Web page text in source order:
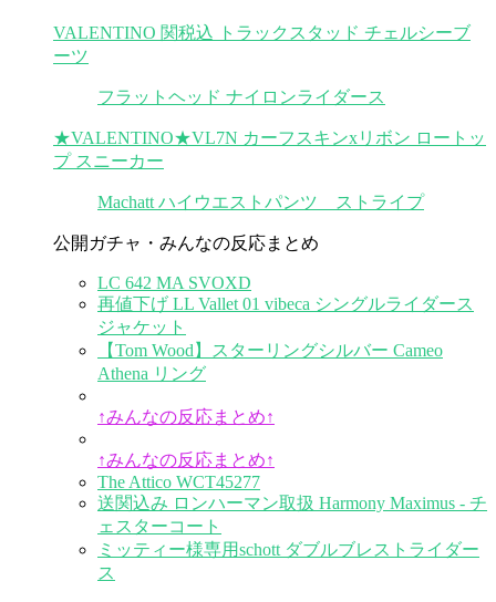
VALENTINO 関税込 トラックスタッド チェルシーブ
ーツ
フラットヘッド ナイロンライダース
★VALENTINO★VL7N カーフスキンxリボン ロートッ
プ スニーカー
Machatt ハイウエストパンツ ストライプ
公開ガチャ・みんなの反応まとめ
LC 642 MA SVOXD
再値下げ LL Vallet 01 vibeca シングルライダース
ジャケット
【Tom Wood】スターリングシルバー Cameo
Athena リング
↑みんなの反応まとめ↑
↑みんなの反応まとめ↑
The Attico WCT45277
送関込み ロンハーマン取扱 Harmony Maximus - チ
ェスターコート
ミッティー様専用schott ダブルブレストライダー
ス